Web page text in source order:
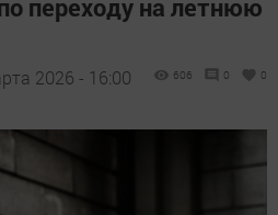
переходу на летнюю
2026 - 16:00 606 0 0